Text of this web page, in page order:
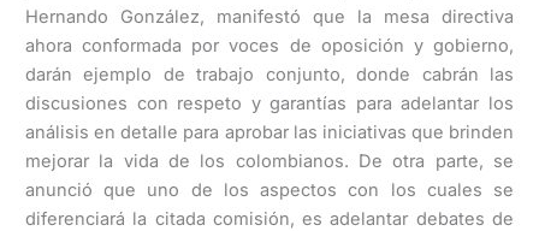
Hernando González, manifestó que la mesa directiva
ahora conformada por voces de oposición y gobierno,
darán ejemplo de trabajo conjunto, donde cabrán las
discusiones con respeto y garantías para adelantar los
análisis en detalle para aprobar las iniciativas que brinden
mejorar la vida de los colombianos. De otra parte, se
anunció que uno de los aspectos con los cuales se
diferenciará la citada comisión, es adelantar debates de